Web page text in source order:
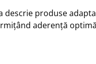
produse
aderență